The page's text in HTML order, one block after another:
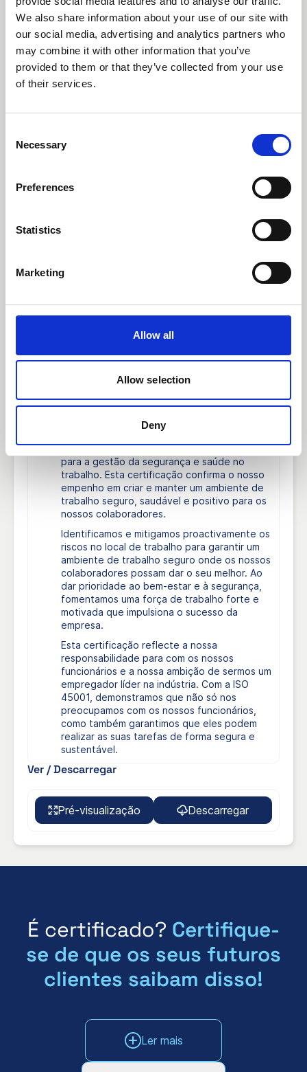
We also share information about your use of our site with
our social media, advertising and analytics partners who
may combine it with other information that you’ve
provided to them or that they’ve collected from your use
of their services.
Selection
Necessary
Preferences
Statistics
Marketing
Allow all
Allow selection
Deny
Ver / Descarregar
Pré-visualização Descarregar
2027-12-19
Sobre este documento:
ISO 45001 – Gestão da Saúde e Segurança
Estar
A Landskrona Hamn AB
uma estrutura mundialmente reconhecida
para a gestão da segurança e saúde no
trabalho. Esta certificação confirma o nosso
empenho em criar e manter um ambiente de
trabalho seguro, saudável e positivo para os
nossos colaboradores.
Identificamos e mitigamos proactivamente os
riscos no local de trabalho para garantir um
ambiente de trabalho seguro onde os nossos
colaboradores possam dar o seu melhor. Ao
dar prioridade ao bem-estar e à segurança,
fomentamos uma força de trabalho forte e
motivada que impulsiona o sucesso da
empresa.
Esta certificação reflecte a nossa
responsabilidade para com os nossos
funcionários e a nossa ambição de sermos um
empregador líder na indústria. Com a ISO
45001, demonstramos que não só nos
preocupamos com os nossos funcionários,
como também garantimos que eles podem
realizar as suas tarefas de forma segura e
sustentável.
Ver / Descarregar
Pré-visualização Descarregar
É certificado? Certifique-
se de que os seus futuros
clientes saibam disso!
Ler mais